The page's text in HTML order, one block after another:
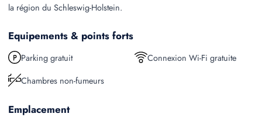
la région du Schleswig-Holstein.
Equipements & points forts
Parking gratuit
Connexion Wi-Fi gratuite
Chambres non-fumeurs
Emplacement